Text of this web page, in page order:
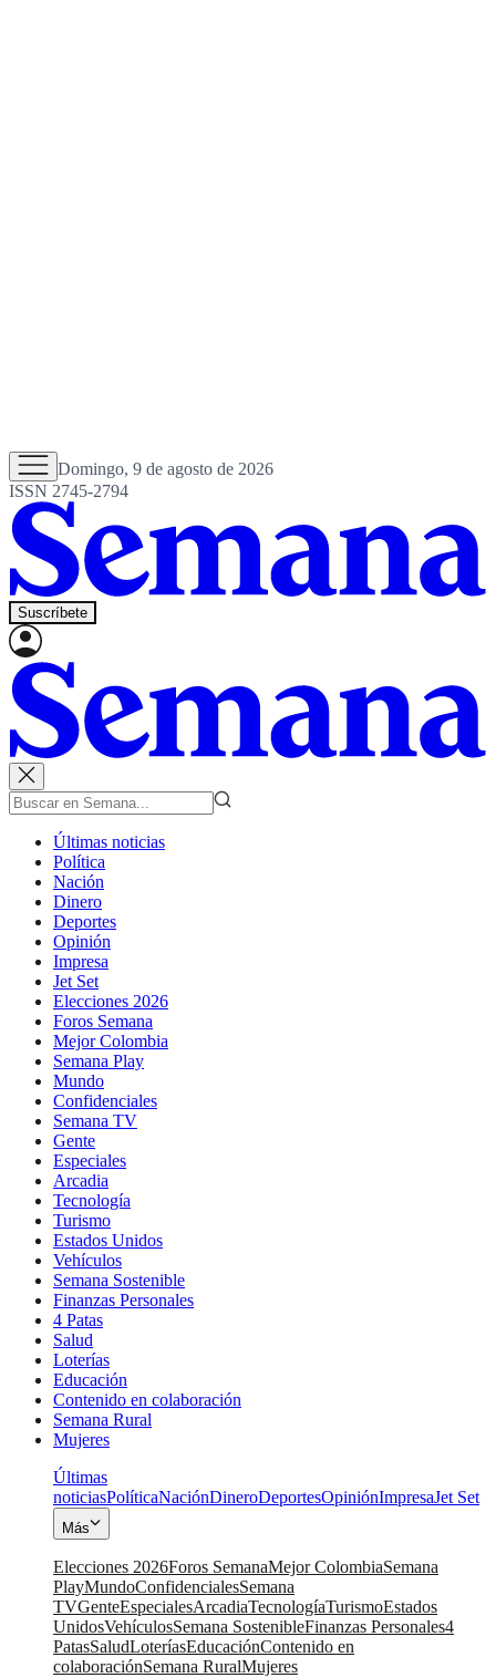
Domingo, 9 de agosto de 2026
ISSN 2745-2794
Suscríbete
Últimas noticias
Política
Nación
Dinero
Deportes
Opinión
Impresa
Jet Set
Elecciones 2026
Foros Semana
Mejor Colombia
Semana Play
Mundo
Confidenciales
Semana TV
Gente
Especiales
Arcadia
Tecnología
Turismo
Estados Unidos
Vehículos
Semana Sostenible
Finanzas Personales
4 Patas
Salud
Loterías
Educación
Contenido en colaboración
Semana Rural
Mujeres
Últimas
noticiasPolíticaNaciónDineroDeportesOpiniónImpresaJet Set
Más
Elecciones 2026Foros SemanaMejor ColombiaSemana
PlayMundoConfidencialesSemana
TVGenteEspecialesArcadiaTecnologíaTurismoEstados
UnidosVehículosSemana SostenibleFinanzas Personales4
PatasSaludLoteríasEducaciónContenido en
colaboraciónSemana RuralMujeres